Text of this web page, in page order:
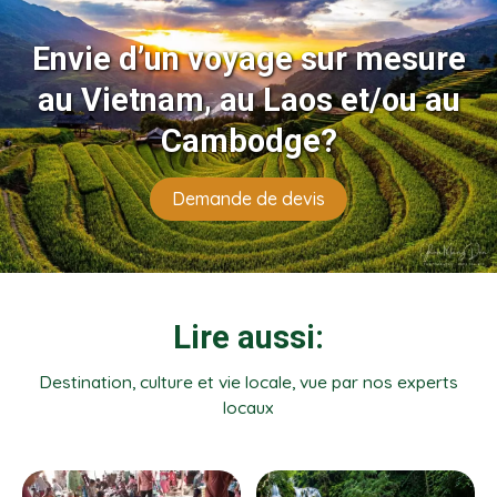
Envie d’un voyage sur mesure
au Vietnam, au Laos et/ou au
Cambodge?
Demande de devis
Lire aussi:
Destination, culture et vie locale, vue par nos experts
locaux